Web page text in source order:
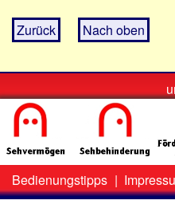
Zurück Nach oben
Zweit-
Menü
Bedienungstipps |